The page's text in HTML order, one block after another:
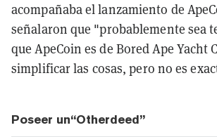
acompañaba el lanzamiento de
señalaron que "probablemente sea
que ApeCoin es de Bored Ape Yacht
simplificar las cosas, pero no es
Poseer un“Otherdeed”